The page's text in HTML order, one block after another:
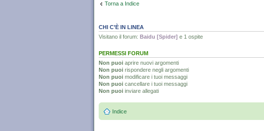
Torna a Indice
CHI C’È IN LINEA
Visitano il forum: Baidu [Spider] e 1 ospite
PERMESSI FORUM
Non puoi aprire nuovi argomenti
Non puoi rispondere negli argomenti
Non puoi modificare i tuoi messaggi
Non puoi cancellare i tuoi messaggi
Non puoi inviare allegati
Indice